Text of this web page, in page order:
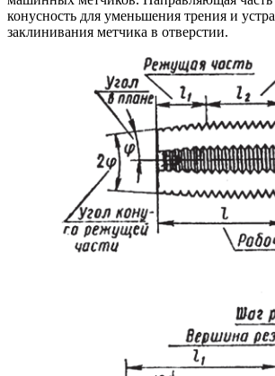
конусность для уменьшения трения и
заклинивания метчика в отверстии.